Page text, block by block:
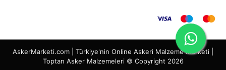
AskerMarketi.com | Türkiye'nin Online Askeri Malzeme Marketi |
Toptan Asker Malzemeleri © Copyright 2026